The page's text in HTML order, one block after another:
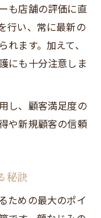
も店舗の評価に直
行い、常に最新の
ます。加えて、
にも十分注意しま
し、顧客満足度の
や新規顧客の信頼
秘訣
ための最大のポイ